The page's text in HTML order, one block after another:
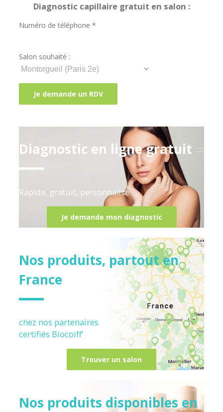
Diagnostic capillaire gratuit en salon :
Numéro de téléphone *
Salon souhaité :
Diagnostic en ligne gratuit
Rapide, gratuit, personnalisé.
Je demande mon diagnostic
Nos produits, partout en
France
chez nos partenaires
certifiés Biocoiff’
Trouver un salon
Nos produits disponibles en